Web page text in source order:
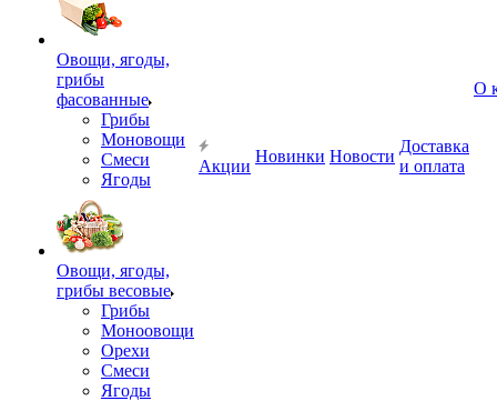
Овощи, ягоды,
грибы
фасованные
Грибы
Моновощи
Смеси
Ягоды
Овощи, ягоды,
грибы весовые
Грибы
Моноовощи
Орехи
Смеси
Ягоды
Акции
Новинки Новости
Доставка
и оплата
О